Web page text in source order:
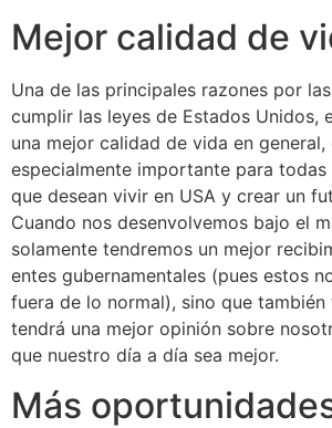
Mejor calidad de
Una de las principales razones por
cumplir las leyes de Estados Unidos,
una mejor calidad de vida en general,
especialmente importante para todas
que desean vivir en USA y crear un
Cuando nos desenvolvemos bajo el
solamente tendremos un mejor
entes gubernamentales (pues estos
fuera de lo normal), sino que
tendrá una mejor opinión sobre
que nuestro día a día sea mejor.
Más